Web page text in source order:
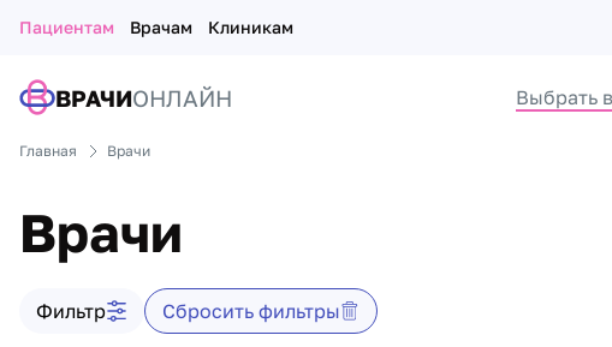
Пациентам Врачам Клиникам
ВРАЧИОНЛАЙН Выбрать
Главная Врачи
Врачи
Фильтр врачей
Фильтр Сбросить фильтры